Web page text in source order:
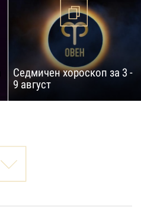
Седмичен хороскоп за 3 -
9 август